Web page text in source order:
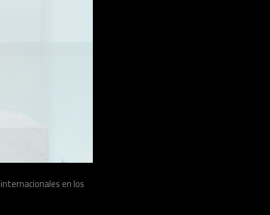
en los